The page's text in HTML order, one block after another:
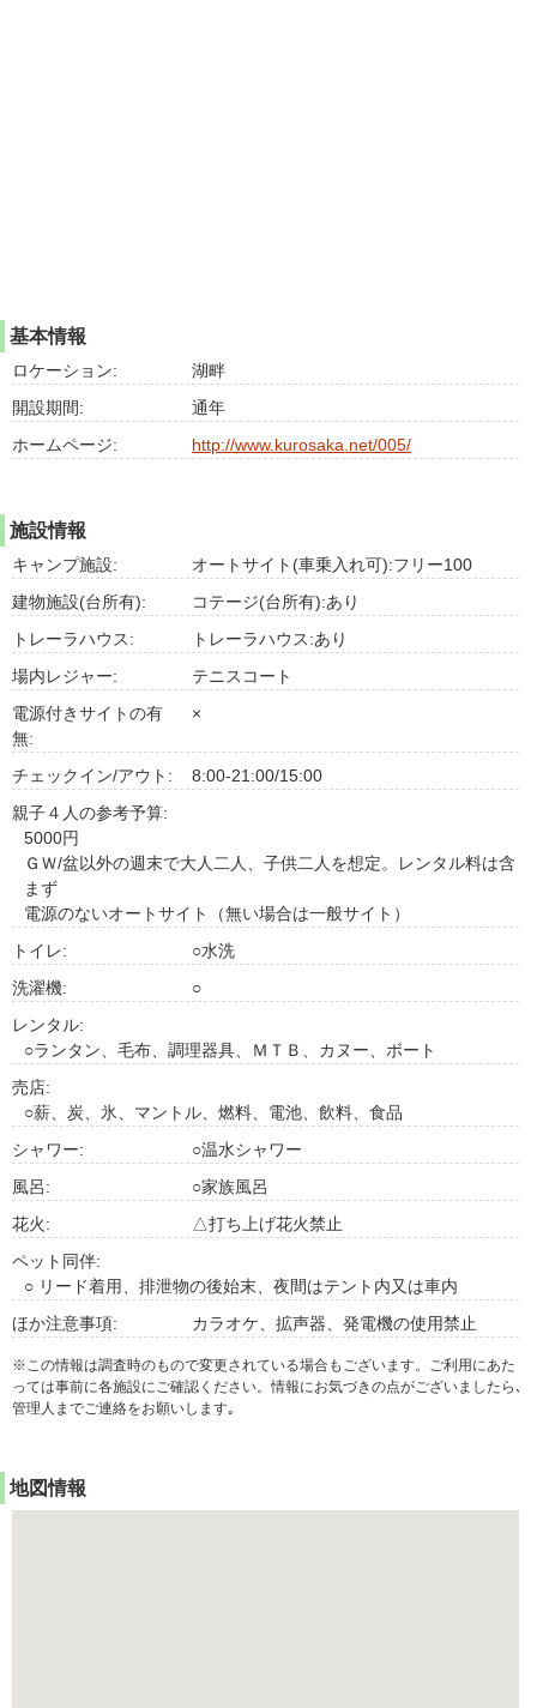
基本情報
ロケーション:
湖畔
開設期間:
通年
ホームページ:
http://www.kurosaka.net/005/
施設情報
キャンプ施設:
オートサイト(車乗入れ可):フリー100
建物施設(台所有):
コテージ(台所有):あり
トレーラハウス:
トレーラハウス:あり
場内レジャー:
テニスコート
電源付きサイトの有
無:
×
チェックイン/アウト:
8:00-21:00/15:00
親子４人の参考予算:
5000円
ＧＷ/盆以外の週末で大人二人、子供二人を想定。レンタル料は含
まず
電源のないオートサイト（無い場合は一般サイト）
トイレ:
○水洗
洗濯機:
○
レンタル:
○ランタン、毛布、調理器具、ＭＴＢ、カヌー、ボート
売店:
○薪、炭、氷、マントル、燃料、電池、飲料、食品
シャワー:
○温水シャワー
風呂:
○家族風呂
花火:
△打ち上げ花火禁止
ペット同伴:
○ リード着用、排泄物の後始末、夜間はテント内又は車内
ほか注意事項:
カラオケ、拡声器、発電機の使用禁止
※この情報は調査時のもので変更されている場合もございます。ご利用にあた
っては事前に各施設にご確認ください。情報にお気づきの点がございましたら､
管理人までご連絡をお願いします｡
地図情報